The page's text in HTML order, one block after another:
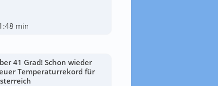
min
41 Grad! Schon wieder
Temperaturrekord für